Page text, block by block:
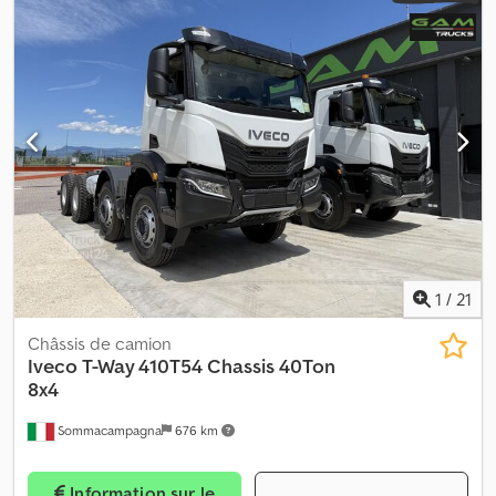
d'engrenage:
mécanique
, suspension:
acier, Année de construction:2023 , Équipement:climatisation, =
Options et accessoires supplémentaires = - Suspension à
ressorts à lames - Prise de force (PTO) = Remarques = Réservoir
de carburant : 300 litres Climatisation Dksdezn U H Sjpfx Al Nor =
Informations complémentaires = Boîte de vitesses : ZF16S2520TO,
boîte de vitesses manuelle Dimensions des pneus : 13R22,5
Suspension : Suspension à ressorts à lames Essieu avant :
Directionnel Nombre de cylindres : 6 Cylindrée du moteur : 12 882
cm³ Poids à vide : 10 400 kg Charge utile : 23 100 kg PTAC (poids
total autorisé en charge) : 33 500 kg
1 / 21
Sommacampagna 676 km
Châssis de camion
IvecoT-Way 410T54 Chassis 40Ton
8x4